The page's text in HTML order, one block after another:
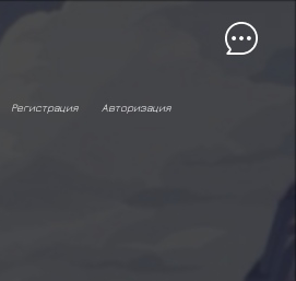
Авторизация
Регистрация